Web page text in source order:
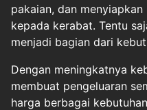
pakaian, dan
kepada kerabat. Tentu
menjadi bagian dari
Dengan meningkatnya
membuat pengeluaran
harga berbagai